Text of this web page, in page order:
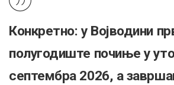
Конкретно: у Војводини
полугодиште почиње у
септембра 2026, а